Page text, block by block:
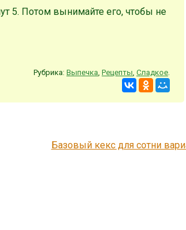
5. Потом вынимайте его, чтобы не
Рубрика:Выпечка,Рецепты,Сладкое.
Базовый кекс для сотни